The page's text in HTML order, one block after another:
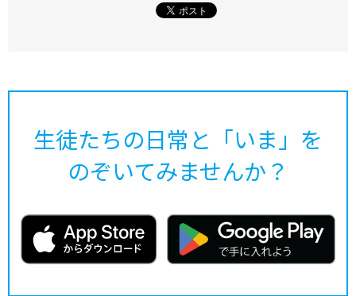
生徒たちの日常と「いま」を
のぞいてみませんか？